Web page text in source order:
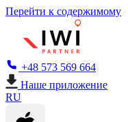
Перейти к содержимому
+48 573 569 664
Наше приложение
RU